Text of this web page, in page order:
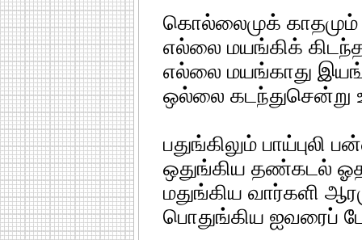
கொல்லைமுக்
எல்லை மயங்கிக்
எல்லை மயங்காது
ஒல்லை கடந்துசென்று
பதுங்கிலும் பாய்புலி
ஒதுங்கிய தண்கடல்
மதுங்கிய வார்களி
பொதுங்கிய ஐவரைப்